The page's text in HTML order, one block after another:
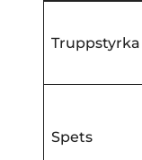
Truppstyrka
Spets